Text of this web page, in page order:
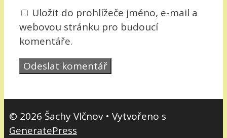
Uložit do prohlížeče jméno, e-mail a
webovou stránku pro budoucí
komentáře.
© 2026 Šachy Vlčnov• Vytvořeno s
GeneratePress